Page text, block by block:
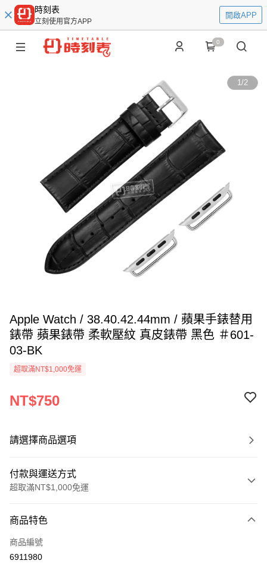
時刻表
立刻使用官方APP
開啟APP
0
1/2
Apple Watch / 38.40.42.44mm / 蘋果手錶替用
錶帶 蘋果錶帶 柔軟壓紋 真皮錶帶 黑色 ＃601-
03-BK
超取滿NT$1,000免運
NT$750
請選擇商品選項
付款與運送方式
超取滿NT$1,000免運
信用卡一次付款
超商取貨付款
商品特色
商品編號
6911980